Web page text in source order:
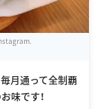
月通って全制覇
味です！